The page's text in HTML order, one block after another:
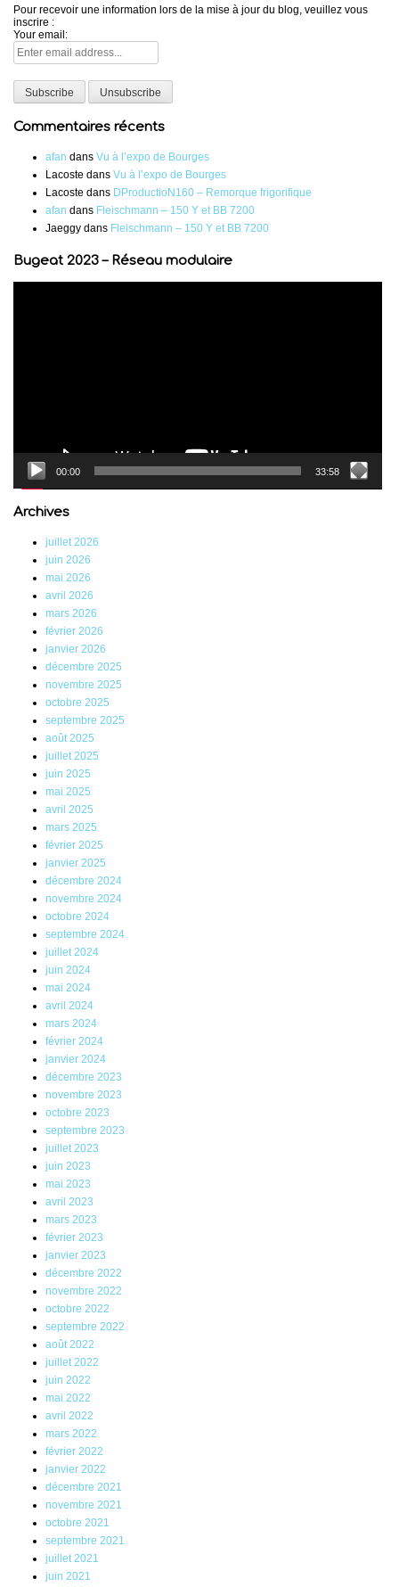
Pour recevoir une information lors de la mise à jour du blog, veuillez vous
inscrire :
Your email:
Commentaires récents
afan dans Vu à l’expo de Bourges
Lacoste dans Vu à l’expo de Bourges
Lacoste dans DProductioN160 – Remorque frigorifique
afan dans Fleischmann – 150 Y et BB 7200
Jaeggy dans Fleischmann – 150 Y et BB 7200
Bugeat 2023 – Réseau modulaire
00:00 33:58
Archives
juillet 2026
juin 2026
mai 2026
avril 2026
mars 2026
février 2026
janvier 2026
décembre 2025
novembre 2025
octobre 2025
septembre 2025
août 2025
juillet 2025
juin 2025
mai 2025
avril 2025
mars 2025
février 2025
janvier 2025
décembre 2024
novembre 2024
octobre 2024
septembre 2024
juillet 2024
juin 2024
mai 2024
avril 2024
mars 2024
février 2024
janvier 2024
décembre 2023
novembre 2023
octobre 2023
septembre 2023
juillet 2023
juin 2023
mai 2023
avril 2023
mars 2023
février 2023
janvier 2023
décembre 2022
novembre 2022
octobre 2022
septembre 2022
août 2022
juillet 2022
juin 2022
mai 2022
avril 2022
mars 2022
février 2022
janvier 2022
décembre 2021
novembre 2021
octobre 2021
septembre 2021
juillet 2021
juin 2021